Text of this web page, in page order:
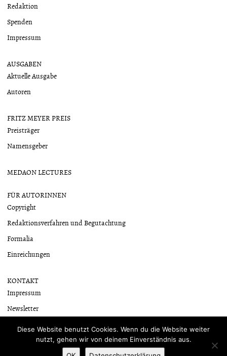
Redaktion
Spenden
Impressum
AUSGABEN
Aktuelle Ausgabe
Autoren
FRITZ MEYER PREIS
Preisträger
Namensgeber
MEDAON LECTURES
FÜR AUTORINNEN
Copyright
Redaktionsverfahren und Begutachtung
Formalia
Einreichungen
KONTAKT
Impressum
Newsletter
Diese Website benutzt Cookies. Wenn du die Website weiter
nutzt, gehen wir von deinem Einverständnis aus.